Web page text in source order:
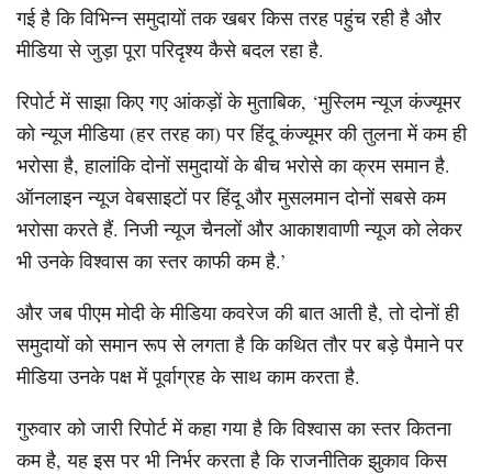
गई है कि विभिन्न समुदायों तक खबर किस तरह पहुंच रही है और
मीडिया से जुड़ा पूरा परिदृश्य कैसे बदल रहा है.
रिपोर्ट में साझा किए गए आंकड़ों के मुताबिक, ‘मुस्लिम न्यूज कंज्यूमर
को न्यूज मीडिया (हर तरह का) पर हिंदू कंज्यूमर की तुलना में कम ही
भरोसा है, हालांकि दोनों समुदायों के बीच भरोसे का क्रम समान है.
ऑनलाइन न्यूज वेबसाइटों पर हिंदू और मुसलमान दोनों सबसे कम
भरोसा करते हैं. निजी न्यूज चैनलों और आकाशवाणी न्यूज को लेकर
भी उनके विश्वास का स्तर काफी कम है.’
और जब पीएम मोदी के मीडिया कवरेज की बात आती है, तो दोनों ही
समुदायों को समान रूप से लगता है कि कथित तौर पर बड़े पैमाने पर
मीडिया उनके पक्ष में पूर्वाग्रह के साथ काम करता है.
गुरुवार को जारी रिपोर्ट में कहा गया है कि विश्वास का स्तर कितना
कम है, यह इस पर भी निर्भर करता है कि राजनीतिक झुकाव किस